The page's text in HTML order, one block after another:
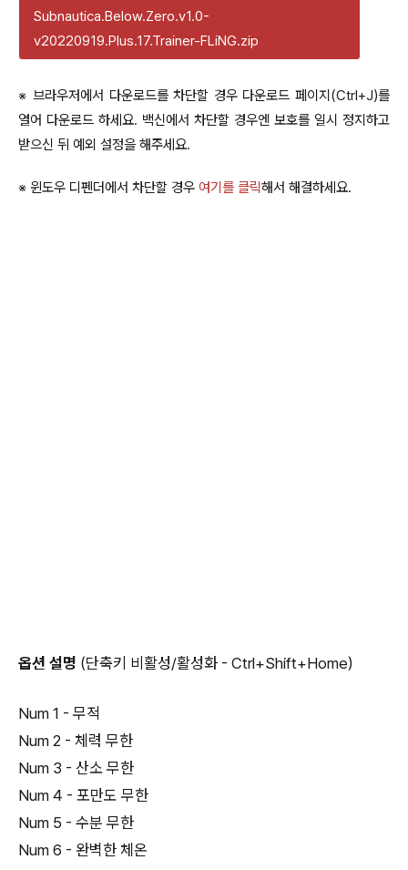
Subnautica.Below.Zero.v1.0-
v20220919.Plus.17.Trainer-FLiNG.zip
※ 브라우저에서 다운로드를 차단할 경우 다운로드 페이지(Ctrl+J)를
열어 다운로드 하세요. 백신에서 차단할 경우엔 보호를 일시 정지하고
받으신 뒤 예외 설정을 해주세요.
※ 윈도우 디펜더에서 차단할 경우 여기를 클릭해서 해결하세요.
옵션 설명 (단축키 비활성/활성화 - Ctrl+Shift+Home)
Num 1 - 무적
Num 2 - 체력 무한
Num 3 - 산소 무한
Num 4 - 포만도 무한
Num 5 - 수분 무한
Num 6 - 완벽한 체온